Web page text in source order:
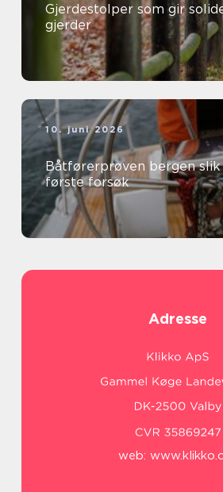
Gjerdestolper som gir
gjerder
10. juni 2026
Båtførerprøven bergen slik består du på
første forsøk
Adresse
web: